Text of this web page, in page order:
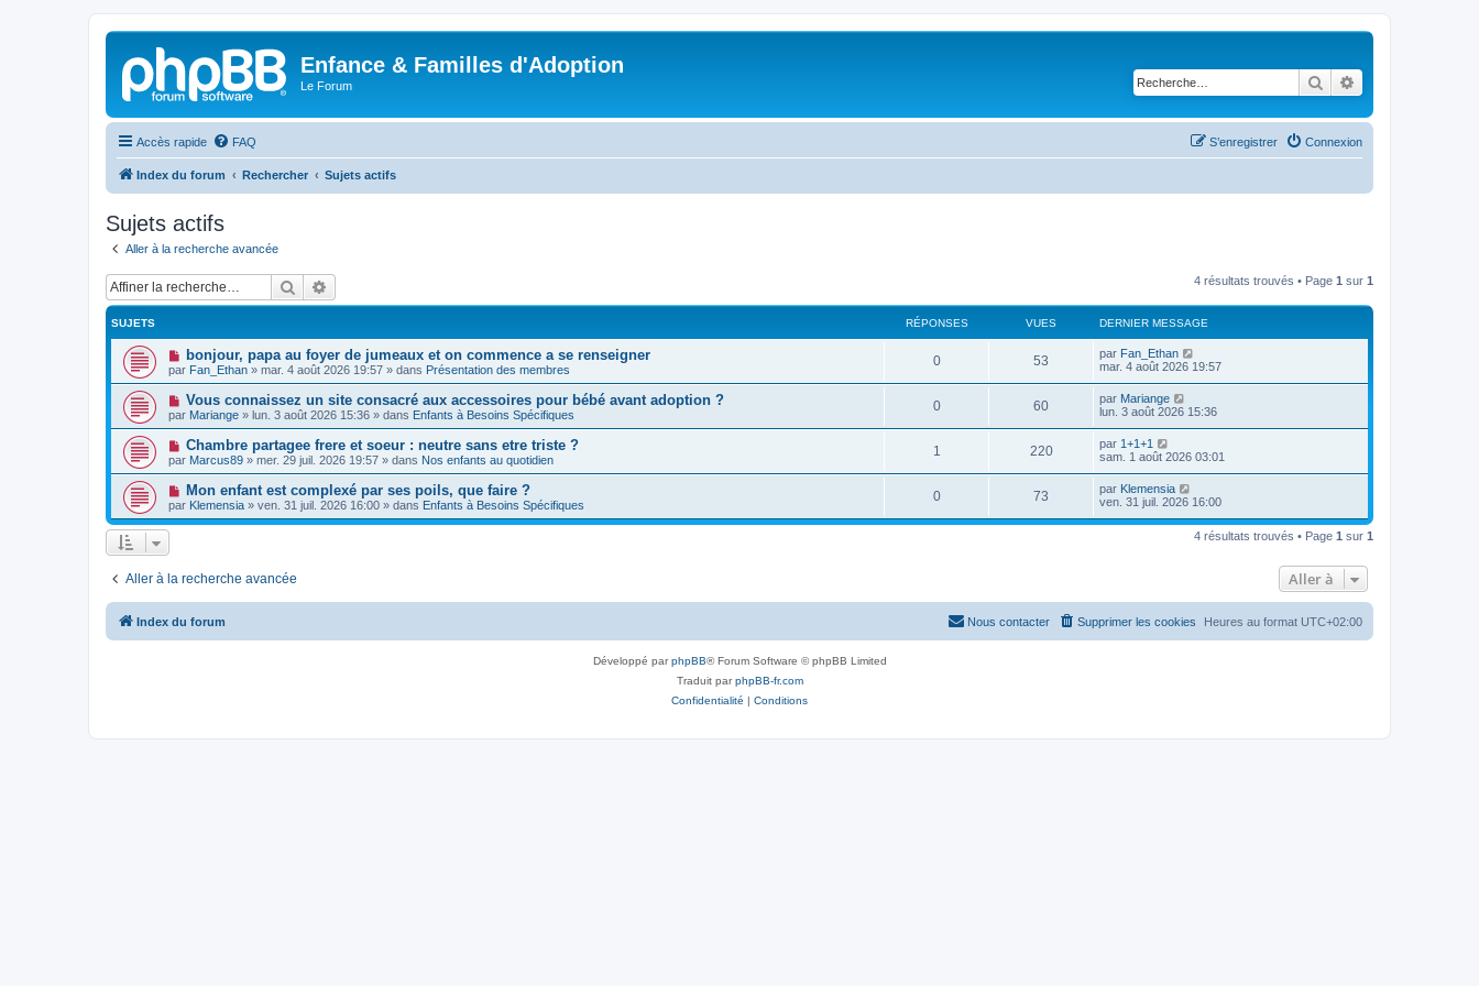
Enfance & Familles d'Adoption
Le Forum Rechercher
Accès rapide FAQ Connexion
S’enregistrer
Index du forum Rechercher Sujets actifs
Sujets actifs
Aller à la recherche avancée
Rechercher 4 résultats trouvés • Page 1 sur 1
SUJETS RÉPONSES VUES DERNIER MESSAGE
N
o
u
v
a
u
m
e
s
s
a
g
e
bonjour, papa au foyer de jumeaux et on commence a se renseigner
par Fan_Ethan » mar. 4 août 2026 19:57 » dans Présentation des membres
0 53 par Fan_Ethan
mar. 4 août 2026 19:57
N
o
u
e
a
u
m
e
s
s
Vous connaissez un site consacré aux accessoires pour bébé avant adoption ?
par Mariange » lun. 3 août 2026 15:36 » dans Enfants à Besoins Spécifiques
0 60 par Mariange
lun. 3 août 2026 15:36
N
o
u
v
e
a
u
s
a
g
Chambre partagee frere et soeur : neutre sans etre triste ?
par Marcus89 » mer. 29 juil. 2026 19:57 » dans Nos enfants au quotidien
1 220 par 1+1+1
sam. 1 août 2026 03:01
N
o
u
v
m
s
s
Mon enfant est complexé par ses poils, que faire ?
par Klemensia » ven. 31 juil. 2026 16:00 » dans Enfants à Besoins Spécifiques
0 73 par Klemensia
ven. 31 juil. 2026 16:00
4 résultats trouvés • Page 1 sur 1
Aller à la recherche avancée Aller à
Index du forum Heures au format UTC+02:00
Supprimer les cookies
Nous contacter
Développé parphpBB® Forum Software © phpBB Limited
Traduit parphpBB-fr.com
Confidentialité | Conditions